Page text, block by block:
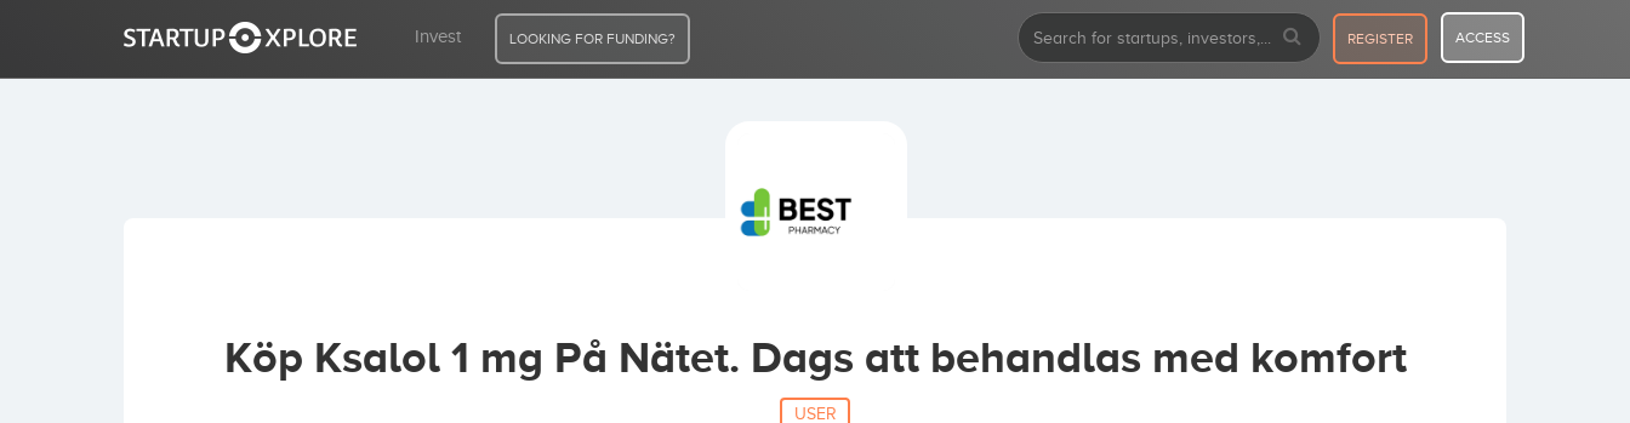
Invest LOOKING FOR FUNDING? REGISTER ACCESS
Köp Ksalol 1 mg På Nätet. Dags att behandlas med komfort
USER